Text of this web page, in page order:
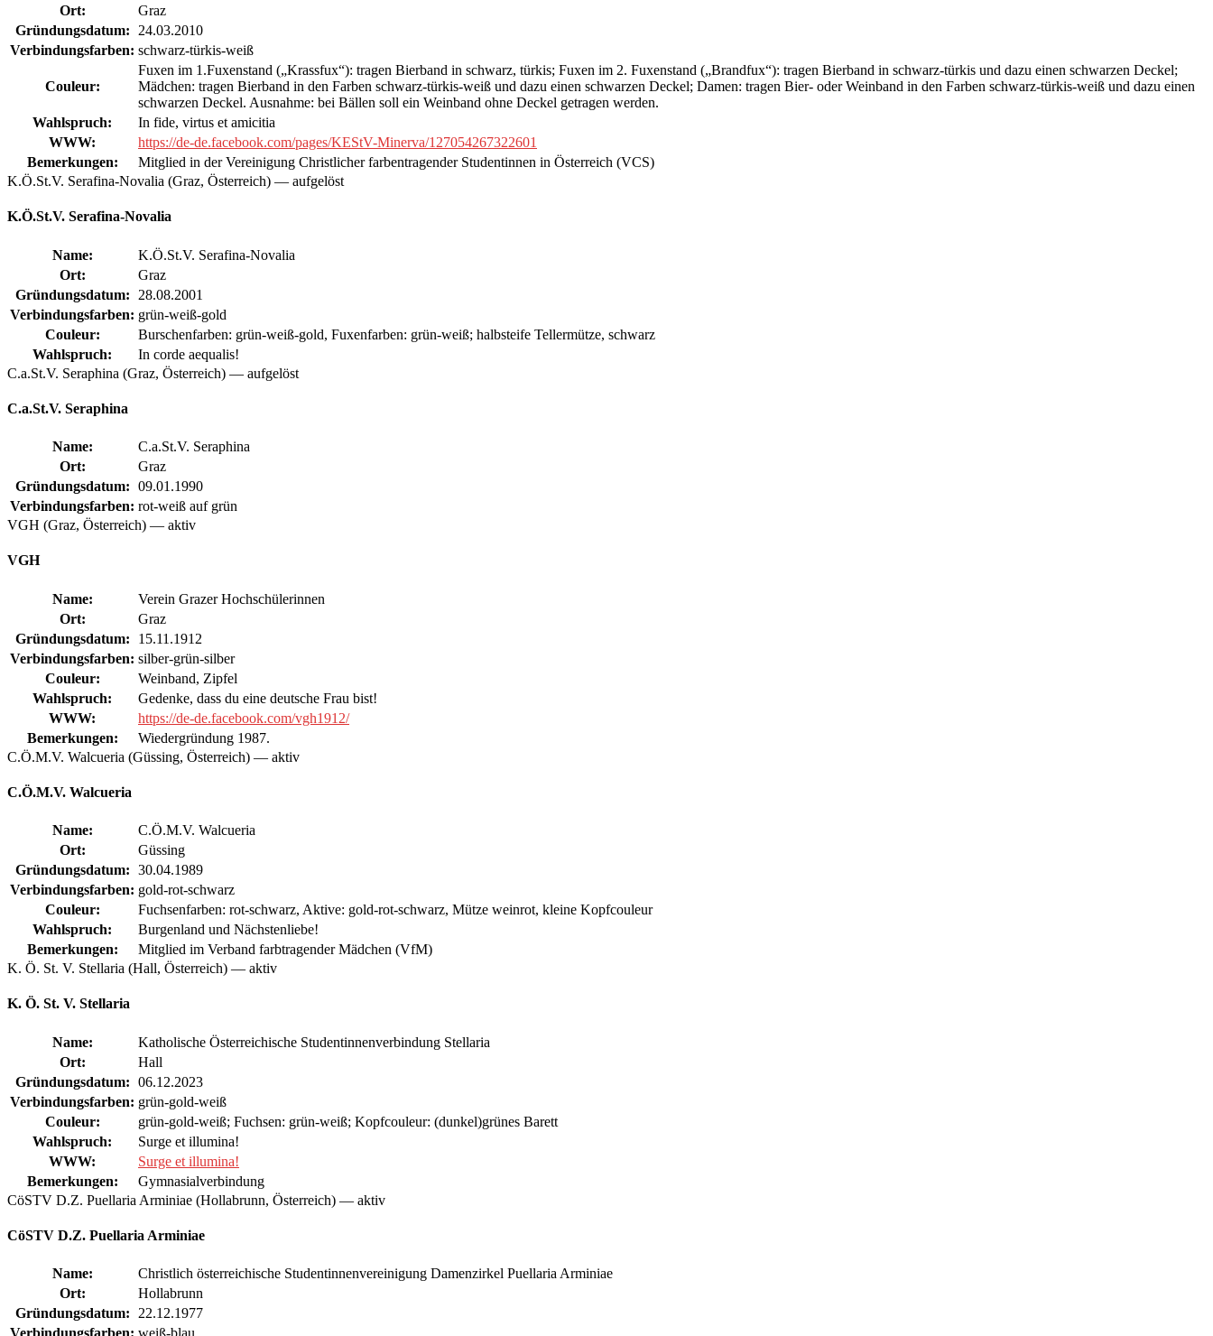
Ort:
Graz
Gründungsdatum:
24.03.2010
Verbindungsfarben: schwarz-türkis-weiß
Couleur:
Fuxen im 1.Fuxenstand („Krassfux“): tragen Bierband in schwarz, türkis; Fuxen im 2. Fuxenstand („Brandfux“): tragen Bierband in schwarz-türkis und dazu einen schwarzen Deckel;
Mädchen: tragen Bierband in den Farben schwarz-türkis-weiß und dazu einen schwarzen Deckel; Damen: tragen Bier- oder Weinband in den Farben schwarz-türkis-weiß und dazu einen
schwarzen Deckel. Ausnahme: bei Bällen soll ein Weinband ohne Deckel getragen werden.
Wahlspruch:
In fide, virtus et amicitia
WWW:
https://de-de.facebook.com/pages/KEStV-Minerva/127054267322601
Bemerkungen:
Mitglied in der Vereinigung Christlicher farbentragender Studentinnen in Österreich (VCS)
K.Ö.St.V. Serafina-Novalia (Graz, Österreich) — aufgelöst
K.Ö.St.V. Serafina-Novalia
Name:
K.Ö.St.V. Serafina-Novalia
Ort:
Graz
Gründungsdatum:
28.08.2001
Verbindungsfarben: grün-weiß-gold
Couleur:
Burschenfarben: grün-weiß-gold, Fuxenfarben: grün-weiß; halbsteife Tellermütze, schwarz
Wahlspruch:
In corde aequalis!
C.a.St.V. Seraphina (Graz, Österreich) — aufgelöst
C.a.St.V. Seraphina
Name:
C.a.St.V. Seraphina
Ort:
Graz
Gründungsdatum: 09.01.1990
Verbindungsfarben: rot-weiß auf grün
VGH (Graz, Österreich) — aktiv
VGH
Name:
Verein Grazer Hochschülerinnen
Ort:
Graz
Gründungsdatum:
15.11.1912
Verbindungsfarben: silber-grün-silber
Couleur:
Weinband, Zipfel
Wahlspruch:
Gedenke, dass du eine deutsche Frau bist!
WWW:
https://de-de.facebook.com/vgh1912/
Bemerkungen:
Wiedergründung 1987.
C.Ö.M.V. Walcueria (Güssing, Österreich) — aktiv
C.Ö.M.V. Walcueria
Name:
C.Ö.M.V. Walcueria
Ort:
Güssing
Gründungsdatum: 30.04.1989
Verbindungsfarben: gold-rot-schwarz
Couleur:
Fuchsenfarben: rot-schwarz, Aktive: gold-rot-schwarz, Mütze weinrot, kleine Kopfcouleur
Wahlspruch:
Burgenland und Nächstenliebe!
Bemerkungen:
Mitglied im Verband farbtragender Mädchen (VfM)
K. Ö. St. V. Stellaria (Hall, Österreich) — aktiv
K. Ö. St. V. Stellaria
Name:
Katholische Österreichische Studentinnenverbindung Stellaria
Ort:
Hall
Gründungsdatum: 06.12.2023
Verbindungsfarben: grün-gold-weiß
Couleur:
grün-gold-weiß; Fuchsen: grün-weiß; Kopfcouleur: (dunkel)grünes Barett
Wahlspruch:
Surge et illumina!
WWW:
Surge et illumina!
Bemerkungen:
Gymnasialverbindung
CöSTV D.Z. Puellaria Arminiae (Hollabrunn, Österreich) — aktiv
CöSTV D.Z. Puellaria Arminiae
Name:
Christlich österreichische Studentinnenvereinigung Damenzirkel Puellaria Arminiae
Ort:
Hollabrunn
Gründungsdatum:
22.12.1977